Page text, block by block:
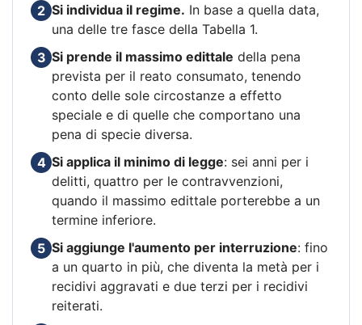
2 Si individua il regime. In base a quella data,
una delle tre fasce della Tabella 1.
3 Si prende il massimo edittale della pena
prevista per il reato consumato, tenendo
conto delle sole circostanze a effetto
speciale e di quelle che comportano una
pena di specie diversa.
4 Si applica il minimo di legge: sei anni per i
delitti, quattro per le contravvenzioni,
quando il massimo edittale porterebbe a un
termine inferiore.
5 Si aggiunge l'aumento per interruzione: fino
a un quarto in più, che diventa la metà per i
recidivi aggravati e due terzi per i recidivi
reiterati.